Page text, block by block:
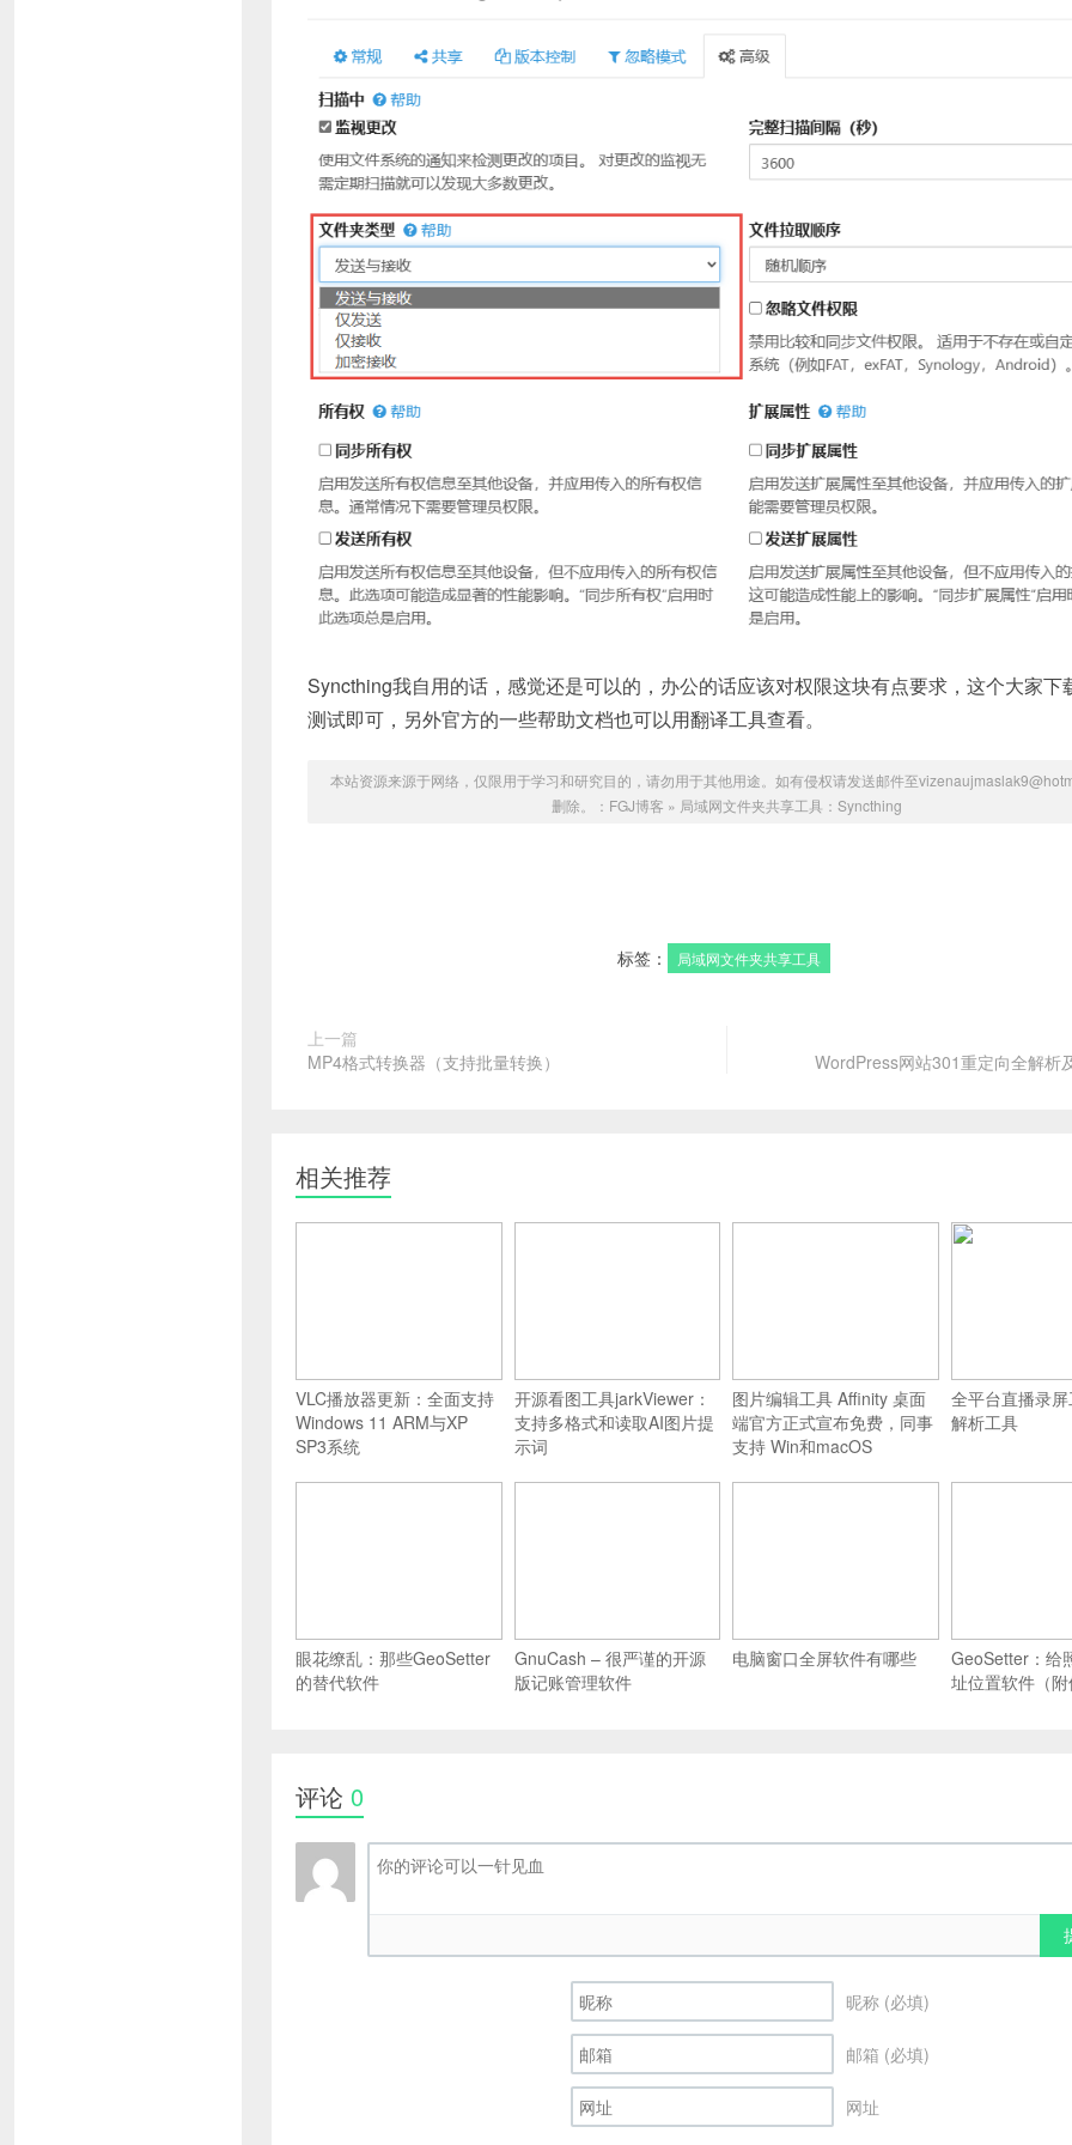
Syncthing我自用的话，感觉还是可以的，办公的话应该对权限这块有点要求，这个大家下
测试即可，另外官方的一些帮助文档也可以用翻译工具查看。
本站资源来源于网络，仅限用于学习和研究目的，请勿用于其他用途。如有侵权请发送邮件至
删除。： FGJ博客 » 局域网文件夹共享工具：Syncthing
标签： 局域网文件夹共享工具
上一篇
MP4格式转换器（支持批量转换）
WordPress网站301重定向全解析
相关推荐
VLC播放器更新：全面支持
Windows 11 ARM与XP
SP3系统
开源看图工具jarkViewer：
支持多格式和读取AI图片提
示词
图片编辑工具 Affinity 桌面
端官方正式宣布免费，同事
支持 Win和macOS
全平台直播录
解析工具
眼花缭乱：那些GeoSetter
的替代软件
GnuCash – 很严谨的开源
版记账管理软件
电脑窗口全屏软件有哪些
GeoSetter：给
址位置软件（附
评论 0
昵称 (必填)
邮箱 (必填)
网址